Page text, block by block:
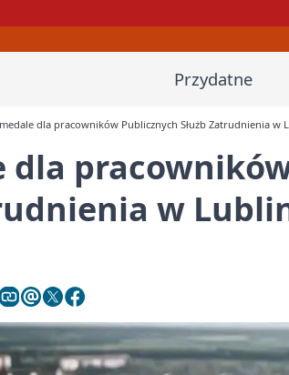
Przydatne
dla pracowników Publicznych Służb Zatrudnienia w
dla
w